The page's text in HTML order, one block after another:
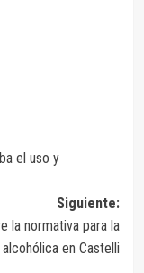
el uso y
Siguiente:
la normativa para la
en Castelli